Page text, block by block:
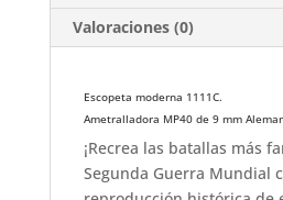
Valoraciones (0)
Escopeta moderna 1111C.
Ametralladora MP40 de 9 mm
¡Recrea las batallas más
Segunda Guerra Mundial